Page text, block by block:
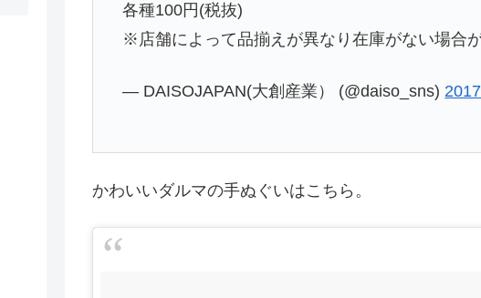
各種100円(税抜)
※店舗によって品揃えが異なり在庫がない場合
— DAISOJAPAN(大創産業） (@daiso_sns)
かわいいダルマの手ぬぐいはこちら。